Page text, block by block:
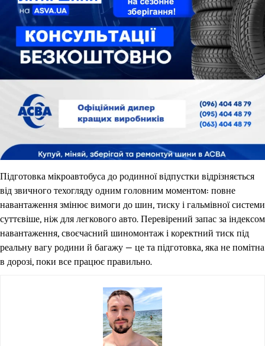
Підготовка мікроавтобуса до родинної відпустки відрізняється
від звичного техогляду одним головним моментом: повне
навантаження змінює вимоги до шин, тиску і гальмівної системи
суттєвіше, ніж для легкового авто. Перевірений запас за індексом
навантаження, своєчасний шиномонтаж і коректний тиск під
реальну вагу родини й багажу — це та підготовка, яка не помітна
в дорозі, поки все працює правильно.